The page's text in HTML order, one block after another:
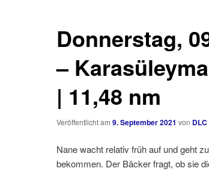
Donnerstag,
–
| 11,48 nm
Veröffentlicht am 9. September 2021 von DLC
Nane wacht relativ früh auf und geht
bekommen. Der Bäcker fragt, ob sie